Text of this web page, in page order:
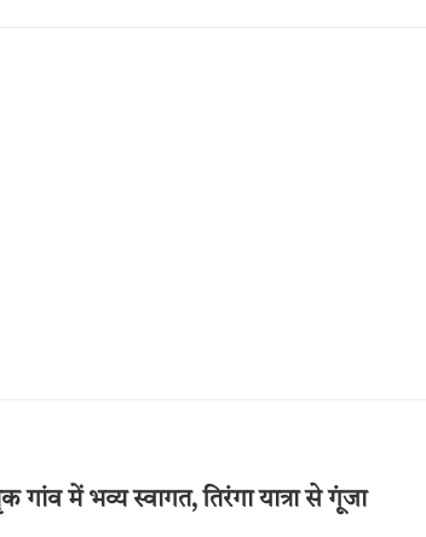
में भव्य स्वागत, तिरंगा यात्रा से गूंजा